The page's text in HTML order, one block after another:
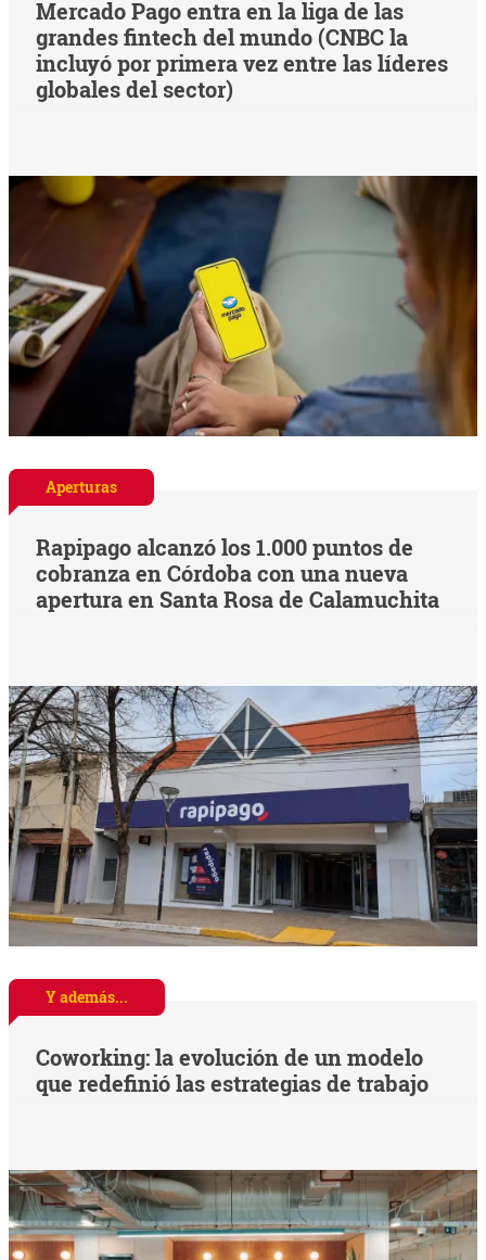
Mercado Pago entra en la liga de las
grandes fintech del mundo (CNBC la
incluyó por primera vez entre las líderes
globales del sector)
Aperturas
Rapipago alcanzó los 1.000 puntos de
cobranza en Córdoba con una nueva
apertura en Santa Rosa de Calamuchita
Y además...
Coworking: la evolución de un modelo
que redefinió las estrategias de trabajo